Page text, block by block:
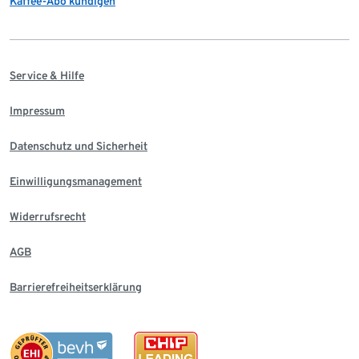
Service & Hilfe
Impressum
Datenschutz und Sicherheit
Einwilligungsmanagement
Widerrufsrecht
AGB
Barrierefreiheitserklärung